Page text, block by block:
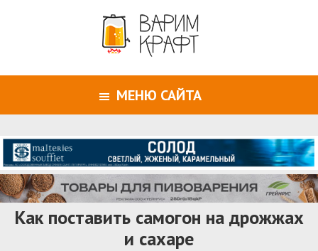
МЕНЮ САЙТА
Как поставить самогон на дрожжах
и сахаре